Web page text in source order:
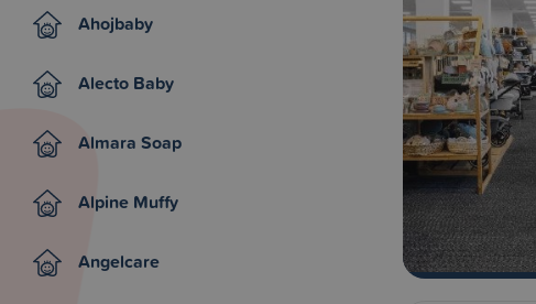
Ahojbaby
Alecto Baby
Almara Soap
Alpine Muffy
Angelcare